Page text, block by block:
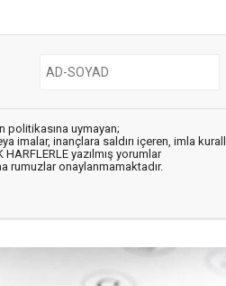
politikasına uymayan;
imalar, inançlara saldırı içeren, imla
yazılmış yorumlar
rumuzlar onaylanmamaktadır.